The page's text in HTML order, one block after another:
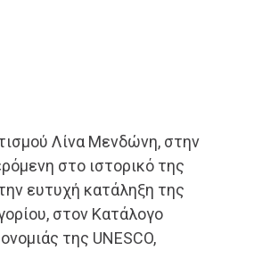
Λίνα Μενδώνη, στην
στο ιστορικό της
ευτυχή κατάληξη της
στον Κατάλογο
της UNESCO,